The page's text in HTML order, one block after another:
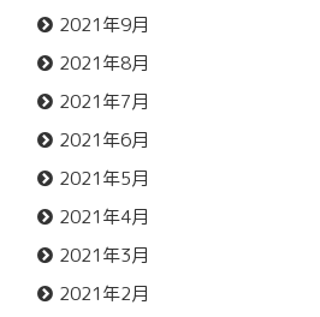
2021年9月
2021年8月
2021年7月
2021年6月
2021年5月
2021年4月
2021年3月
2021年2月